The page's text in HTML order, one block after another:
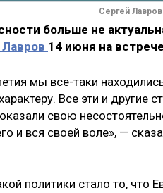
Сергей
больше не
14 июня на
мы все-таки
Все эти и другие
свою
и вся своей воле», —
политики стало то, что